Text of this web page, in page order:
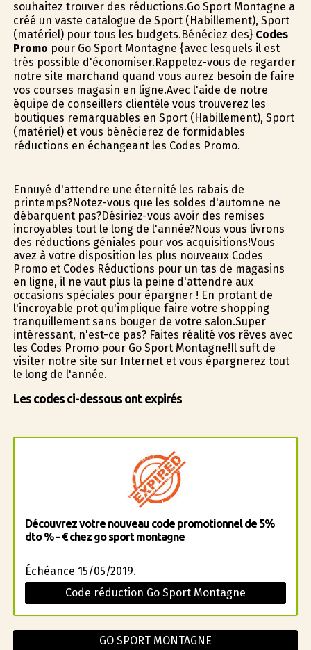
souhaitez trouver des réductions.Go Sport Montagne a
créé un vaste catalogue de Sport (Habillement), Sport
(matériel) pour tous les budgets.Bénéficiez des} Codes
Promo pour Go Sport Montagne {avec lesquels il est
très possible d'économiser.Rappelez-vous de regarder
notre site marchand quand vous aurez besoin de faire
vos courses magasin en ligne.Avec l'aide de notre
équipe de conseillers clientèle vous trouverez les
boutiques remarquables en Sport (Habillement), Sport
(matériel) et vous bénéficierez de formidables
réductions en échangeant les Codes Promo.
Ennuyé d'attendre une éternité les rabais de
printemps?Notez-vous que les soldes d'automne ne
débarquent pas?Désiriez-vous avoir des remises
incroyables tout le long de l'année?Nous vous livrons
des réductions géniales pour vos acquisitions!Vous
avez à votre disposition les plus nouveaux Codes
Promo et Codes Réductions pour un tas de magasins
en ligne, il ne vaut plus la peine d'attendre aux
occasions spéciales pour épargner ! En profitant de
l'incroyable profit qu'implique faire votre shopping
tranquillement sans bouger de votre salon.Super
intéressant, n'est-ce pas? Faites réalité vos rêves avec
les Codes Promo pour Go Sport Montagne!Il suffit de
visiter notre site sur Internet et vous épargnerez tout
le long de l'année.
Les codes ci-dessous ont expirés
Découvrez votre nouveau code promotionnel de 5%
dto % - € chez go sport montagne
Échéance 15/05/2019.
Code réduction Go Sport Montagne
GO SPORT MONTAGNE